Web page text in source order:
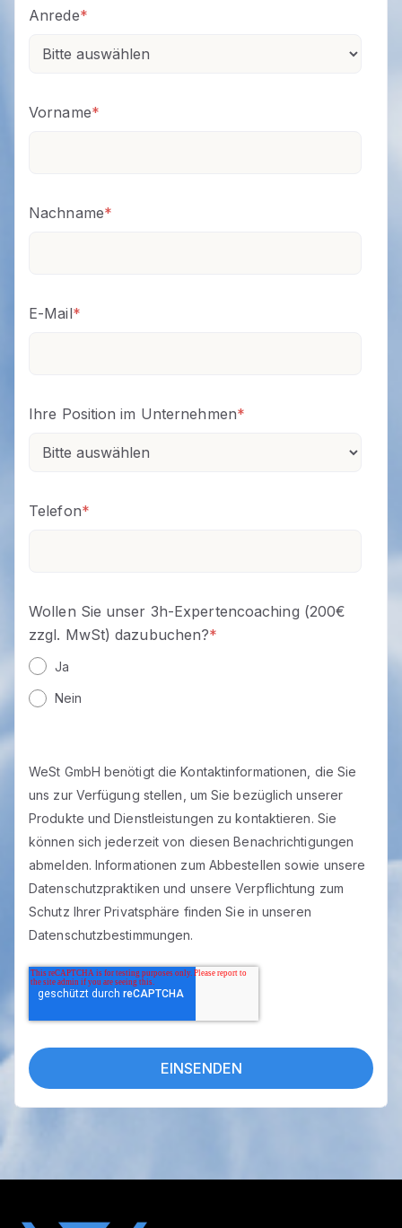
Anrede*
Vorname*
Nachname*
E-Mail*
Ihre Position im Unternehmen*
Telefon*
Wollen Sie unser 3h-Expertencoaching (200€
zzgl. MwSt) dazubuchen?*
Ja
Nein
WeSt GmbH benötigt die Kontaktinformationen, die Sie
uns zur Verfügung stellen, um Sie bezüglich unserer
Produkte und Dienstleistungen zu kontaktieren. Sie
können sich jederzeit von diesen Benachrichtigungen
abmelden. Informationen zum Abbestellen sowie unsere
Datenschutzpraktiken und unsere Verpflichtung zum
Schutz Ihrer Privatsphäre finden Sie in unseren
Datenschutzbestimmungen.